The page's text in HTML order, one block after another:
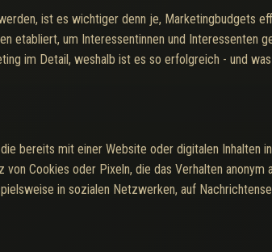
ist es wichtiger denn je, Marketingbudgets
etabliert, um Interessentinnen und Interessenten
im Detail, weshalb ist es so erfolgreich - und
bereits mit einer Website oder digitalen Inhalten
Cookies oder Pixeln, die das Verhalten anonym
in sozialen Netzwerken, auf